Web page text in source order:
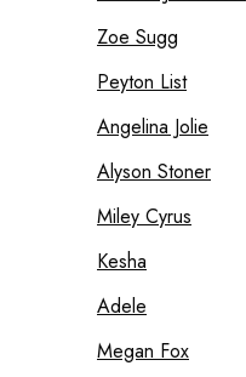
Zoe Sugg
Peyton List
Angelina Jolie
Alyson Stoner
Miley Cyrus
Kesha
Adele
Megan Fox